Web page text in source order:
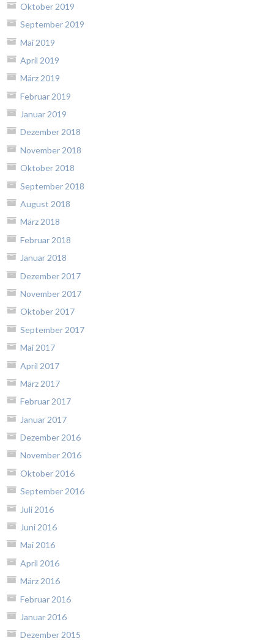
Oktober 2019
September 2019
Mai 2019
April 2019
März 2019
Februar 2019
Januar 2019
Dezember 2018
November 2018
Oktober 2018
September 2018
August 2018
März 2018
Februar 2018
Januar 2018
Dezember 2017
November 2017
Oktober 2017
September 2017
Mai 2017
April 2017
März 2017
Februar 2017
Januar 2017
Dezember 2016
November 2016
Oktober 2016
September 2016
Juli 2016
Juni 2016
Mai 2016
April 2016
März 2016
Februar 2016
Januar 2016
Dezember 2015